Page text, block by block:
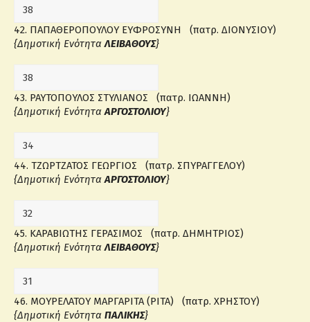
42. ΠΑΠΑΘΕΡΟΠΟΥΛΟΥ ΕΥΦΡΟΣΥΝΗ (πατρ. ΔΙΟΝΥΣΙΟΥ)
{Δημοτική ΕνότηταΛΕΙΒΑΘΟΥΣ}
43. ΡΑΥΤΟΠΟΥΛΟΣ ΣΤΥΛΙΑΝΟΣ (πατρ. ΙΩΑΝΝΗ)
{Δημοτική ΕνότηταΑΡΓΟΣΤΟΛΙΟΥ}
44. ΤΖΩΡΤΖΑΤΟΣ ΓΕΩΡΓΙΟΣ (πατρ. ΣΠΥΡΑΓΓΕΛΟΥ)
{Δημοτική ΕνότηταΑΡΓΟΣΤΟΛΙΟΥ}
45. ΚΑΡΑΒΙΩΤΗΣ ΓΕΡΑΣΙΜΟΣ (πατρ. ΔΗΜΗΤΡΙΟΣ)
{Δημοτική ΕνότηταΛΕΙΒΑΘΟΥΣ}
46. ΜΟΥΡΕΛΑΤΟΥ ΜΑΡΓΑΡΙΤΑ (ΡΙΤΑ) (πατρ. ΧΡΗΣΤΟΥ)
{Δημοτική Ενότητα ΠΑΛΙΚΗΣ}